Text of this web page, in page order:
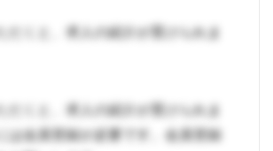
だくと、求人の紹介が受けられま
だくと、求人の紹介が受けられま
は会員登録が必要です。会員登録